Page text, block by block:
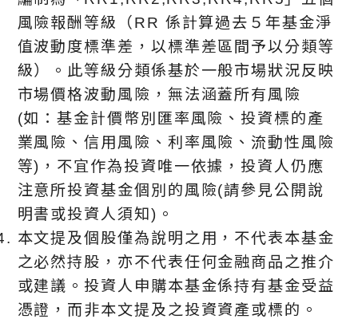
風險報酬等級（RR 係計算過去５年基金淨
值波動度標準差，以標準差區間予以分類等
級）。此等級分類係基於⼀般市場狀況反映
市場價格波動風險，無法涵蓋所有風險
(如：基金計價幣別匯率風險、投資標的產
業風險、信用風險、利率風險、流動性風險
等)，不宜作為投資唯⼀依據，投資人仍應
注意所投資基金個別的風險(請參見公開說
明書或投資人須知)。
本文提及個股僅為說明之用，不代表本基金
之必然持股，亦不代表任何金融商品之推介
或建議。投資人申購本基金係持有基金受益
憑證，而非本文提及之投資資產或標的。